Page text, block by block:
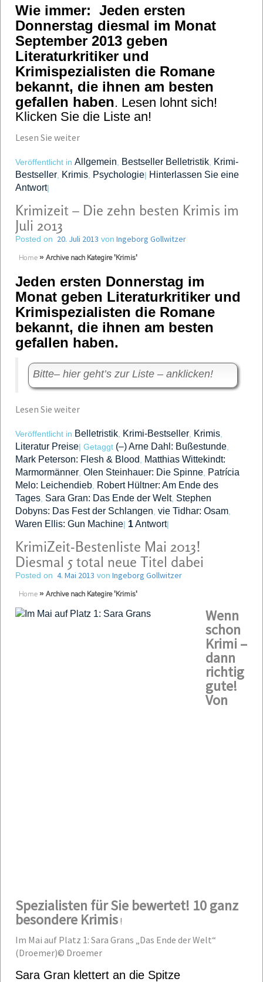
Wie immer: Jeden ersten
Donnerstag diesmal im Monat
September 2013 geben
Literaturkritiker und
Krimispezialisten die Romane
bekannt, die ihnen am besten
gefallen haben. Lesen lohnt sich!
Klicken Sie die Liste an!
Lesen Sie weiter
Veröffentlicht in Allgemein Bestseller Belletristik Krimi-
Bestseller Krimis Psychologie| Hinterlassen Sie eine
Antwort|
Krimizeit – Die zehn besten Krimis im
Juli 2013
Posted on 20. Juli 2013 von Ingeborg Gollwitzer
Home » Archive nach Kategire 'Krimis'
Jeden ersten Donnerstag im
Monat geben Literaturkritiker und
Krimispezialisten die Romane
bekannt, die ihnen am besten
gefallen haben.
Bitte– hier geht’s zur Liste – anklicken!
Lesen Sie weiter
Veröffentlicht in Belletristik Krimi-Bestseller Krimis
Literatur Preise| Getaggt (–) Arne Dahl: Bußestunde
Mark Peterson: Flesh & Blood
Matthias Wittekindt:
Marmormänner Olen Steinhauer: Die Spinne Patrícia
Melo: Leichendieb Robert Hültner: Am Ende des
Tages Sara Gran: Das Ende der Welt, Stephen
Dobyns: Das Fest der Schlangen vie Tidhar: Osam
Waren Ellis: Gun Machine| 1Antwort|
KrimiZeit-Bestenliste Mai 2013!
Diesmal 5 total neue Titel dabei
Posted on 4. Mai 2013 von Ingeborg Gollwitzer
Home » Archive nach Kategire 'Krimis'
Wenn
schon
Krimi –
dann
richtig
gute!
Von
Spezialisten für Sie bewertet! 10 ganz
besondere Krimis !
Im Mai auf Platz 1: Sara Grans „Das Ende der Welt“
(Droemer)© Droemer
Sara Gran klettert an die Spitze